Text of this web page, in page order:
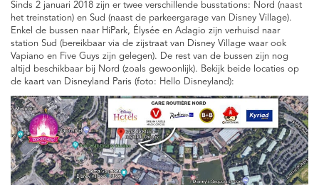
Sinds 2 januari 2018 zijn er twee verschillende busstations: Nord (naast
het treinstation) en Sud (naast de parkeergarage van Disney Village).
Enkel de bussen naar HiPark, Élysée en Adagio zijn verhuisd naar
station Sud (bereikbaar via de zijstraat van Disney Village waar ook
Vapiano en Five Guys zijn gelegen). De rest van de bussen zijn nog
altijd beschikbaar bij Nord (zoals gewoonlijk). Bekijk beide locaties op
de kaart van Disneyland Paris (foto: Hello Disneyland):